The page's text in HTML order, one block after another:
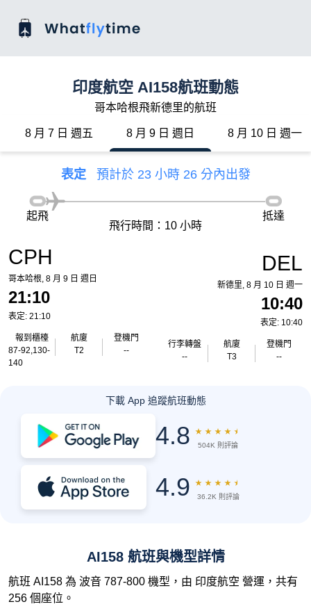
印度航空 AI158航班動態
哥本哈根飛新德里的航班
8 月 7 日 週五 8 月 9 日 週日 8 月 10 日 週一
表定 預計於 23 小時 26 分內出發
CPH
哥本哈根, 8 月 9 日 週日
21:10
表定: 21:10
報到櫃檯
87-92,130-
140
航廈
T2
登機門
--
起飛
飛行時間：10 小時
抵達
DEL
新德里, 8 月 10 日 週一
10:40
表定: 10:40
行李轉盤
--
航廈
T3
登機門
--
下載 App 追蹤航班動態
4.8 ★ ★ ★ ★ ★
504K 則評論
4.9 ★ ★ ★ ★ ★
36.2K 則評論
AI158 航班與機型詳情
航班 AI158 為 波音 787-800 機型，由 印度航空 營運，共有
256 個座位。